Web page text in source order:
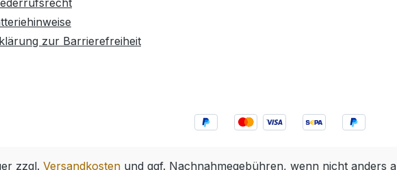
zur Barrierefreiheit
zzgl. Versandkosten und ggf. Nachnahmegebühren, wenn nicht anders